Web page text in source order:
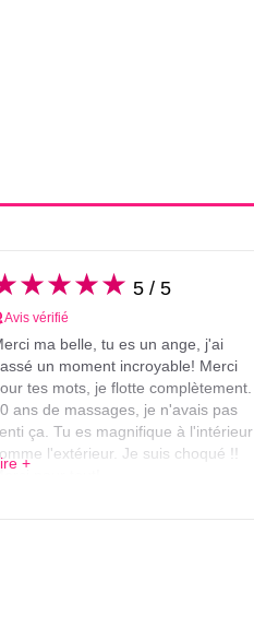
5 / 5
Avis vérifié
ma belle, tu es un ange, j'ai
un moment incroyable! Merci
tes mots, je flotte complètement.
ans de massages, je n'avais pas
ça. Tu es magnifique à l'intérieur
l'extérieur. Je suis choqué !!
+